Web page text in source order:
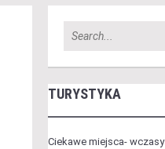
TURYSTYKA
Ciekawe miejsca- wczasy